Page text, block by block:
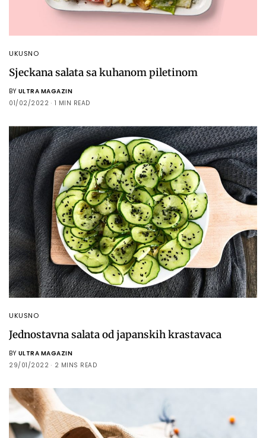
UKUSNO
Sjeckana salata sa kuhanom piletinom
BY ULTRA MAGAZIN
01/02/2022
1 MIN READ
UKUSNO
Jednostavna salata od japanskih krastavaca
BY ULTRA MAGAZIN
29/01/2022
2 MINS READ